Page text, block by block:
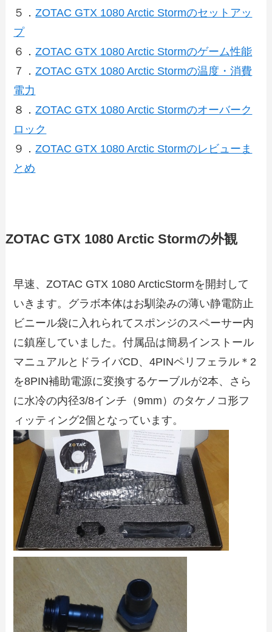
５．ZOTAC GTX 1080 Arctic Stormのセットアッ
プ
６．ZOTAC GTX 1080 Arctic Stormのゲーム性能
７．ZOTAC GTX 1080 Arctic Stormの温度・消費
電力
８．ZOTAC GTX 1080 Arctic Stormのオーバーク
ロック
９．ZOTAC GTX 1080 Arctic Stormのレビューま
とめ
ZOTAC GTX 1080 Arctic Stormの外観
早速、ZOTAC GTX 1080 ArcticStormを開封して
いきます。グラボ本体はお馴染みの薄い静電防止
ビニール袋に入れられてスポンジのスペーサー内
に鎮座していました。付属品は簡易インストール
マニュアルとドライバCD、4PINペリフェラル＊2
を8PIN補助電源に変換するケーブルが2本、さら
に水冷の内径3/8インチ（9mm）のタケノコ形フ
ィッティング2個となっています。